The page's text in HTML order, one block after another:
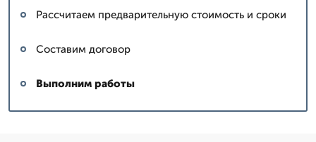
Рассчитаем предварительную стоимость и сроки
Составим договор
Выполним работы